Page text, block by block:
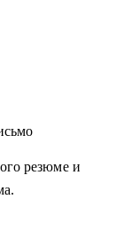
который
проблемы в
сильные
решение, а
резюме и